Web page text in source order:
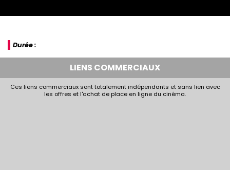
Durée :
LIENS COMMERCIAUX
Ces liens commerciaux sont totalement indépendants et sans lien avec
les offres et l'achat de place en ligne du cinéma.